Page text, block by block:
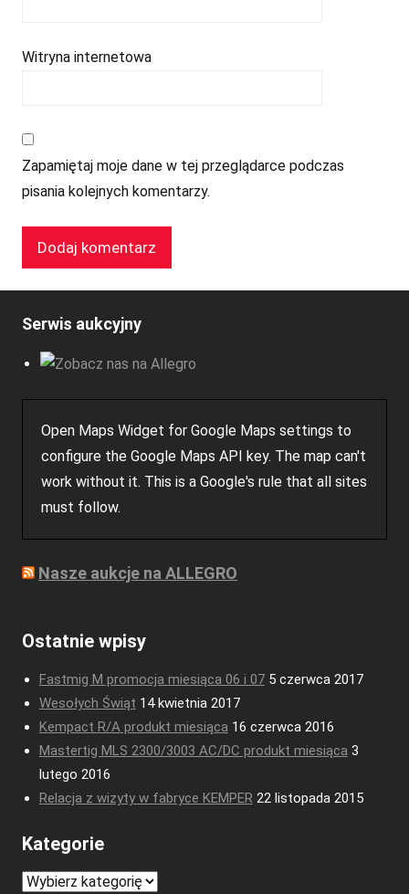
Witryna internetowa
Zapamiętaj moje dane w tej przeglądarce podczas
pisania kolejnych komentarzy.
Serwis aukcyjny
Open Maps Widget for Google Maps settings to
configure the Google Maps API key. The map can't
work without it. This is a Google's rule that all sites
must follow.
Nasze aukcje na ALLEGRO
Ostatnie wpisy
Fastmig M promocja miesiąca 06 i 07 5 czerwca 2017
Wesołych Świąt 14 kwietnia 2017
Kempact R/A produkt miesiąca 16 czerwca 2016
Mastertig MLS 2300/3003 AC/DC produkt miesiąca 3
lutego 2016
Relacja z wizyty w fabryce KEMPER 22 listopada 2015
Kategorie
Kategorie